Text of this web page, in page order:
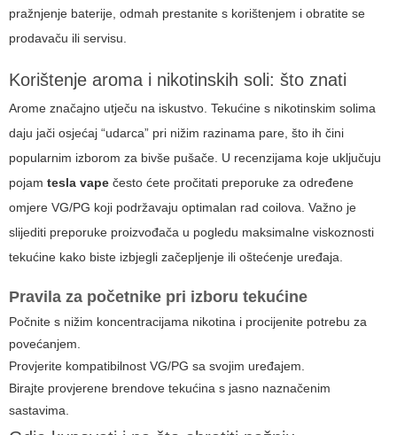
pražnjenje baterije, odmah prestanite s korištenjem i obratite se
prodavaču ili servisu.
Korištenje aroma i nikotinskih soli: što znati
Arome značajno utječu na iskustvo. Tekućine s nikotinskim solima
daju jači osjećaj “udarca” pri nižim razinama pare, što ih čini
popularnim izborom za bivše pušače. U recenzijama koje uključuju
pojam tesla vape često ćete pročitati preporuke za određene
omjere VG/PG koji podržavaju optimalan rad coilova. Važno je
slijediti preporuke proizvođača u pogledu maksimalne viskoznosti
tekućine kako biste izbjegli začepljenje ili oštećenje uređaja.
Pravila za početnike pri izboru tekućine
Počnite s nižim koncentracijama nikotina i procijenite potrebu za
povećanjem.
Provjerite kompatibilnost VG/PG sa svojim uređajem.
Birajte provjerene brendove tekućina s jasno naznačenim
sastavima.